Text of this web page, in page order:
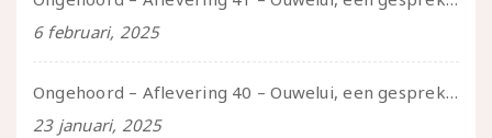
6 februari, 2025
Ongehoord – Aflevering 40 – Ouwelui, een gesprek met Sadie Lune over vormende relaties en de geschiedenis van de queer pornobeweging
23 januari, 2025